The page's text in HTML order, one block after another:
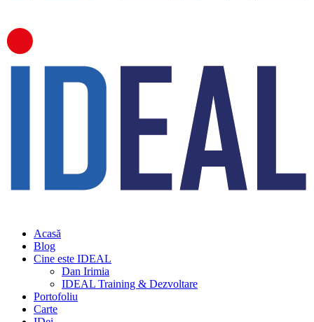
Acasă
Blog
Cine este IDEAL
Dan Irimia
IDEAL Training & Dezvoltare
Portofoliu
Carte